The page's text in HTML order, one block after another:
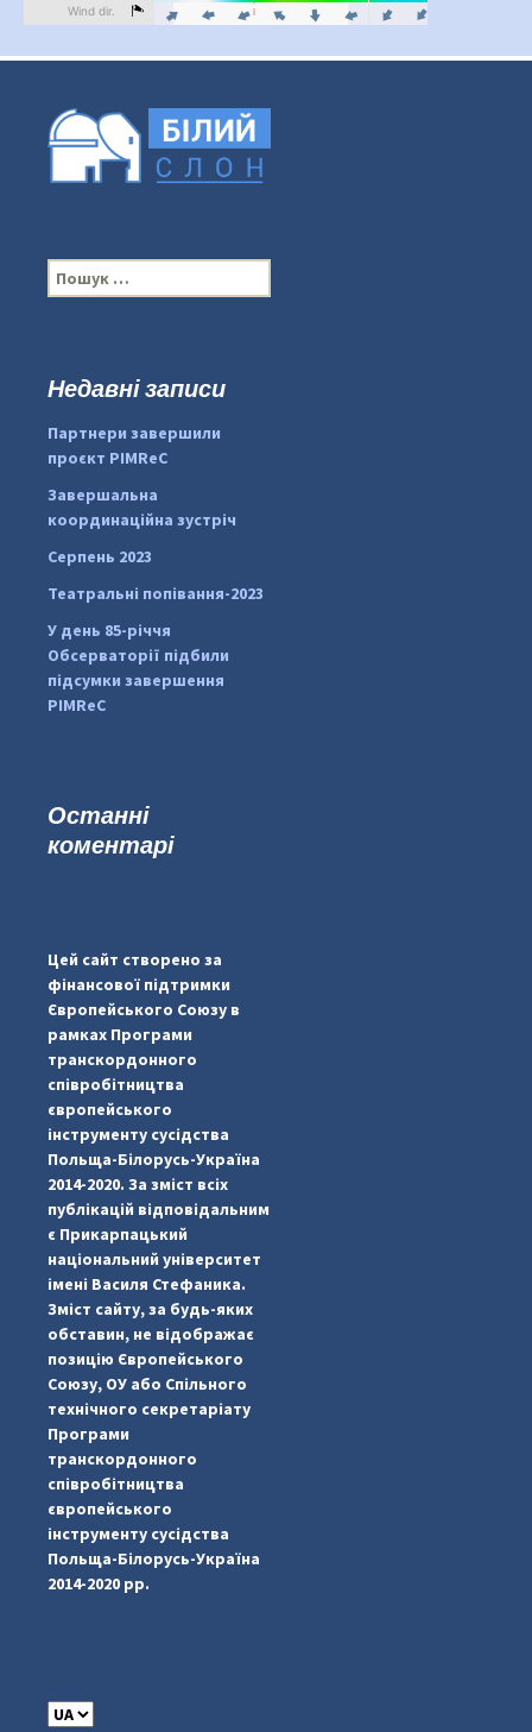
#PipIvanToday
pimrec_project
#PipIvanToday
П
о
:Недавні записи
Партнери завершили
проєкт PIMReC
Завершальна
координаційна зустріч
Серпень 2023
Театральні попівання-2023
У день 85-річчя
Обсерваторії підбили
підсумки завершення
PIMReC
Останні
коментарі
Цей сайт створено за
фінансової підтримки
Європейського Союзу в
рамках Програми
транскордонного
співробітництва
європейського
інструменту сусідства
Польща-Білорусь-Україна
2014-2020. За зміст всіх
публікацій відповідальним
є Прикарпацький
національний університет
імені Василя Стефаника.
Зміст сайту, за будь-яких
обставин, не відображає
позицію Європейського
Союзу, ОУ або Спільного
технічного секретаріату
Програми
транскордонного
співробітництва
європейського
інструменту сусідства
Польща-Білорусь-Україна
2014-2020 рр.
C